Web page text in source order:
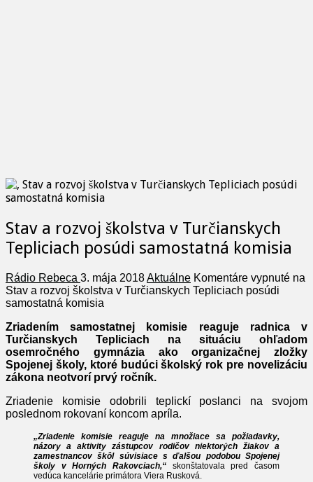
Stav a rozvoj školstva v Turčianskych
Tepliciach posúdi samostatná komisia
Rádio Rebeca 3. mája 2018Aktuálne Komentáre vypnuté na
Stav a rozvoj školstva v Turčianskych Tepliciach posúdi
samostatná komisia
Zriadením samostatnej komisie reaguje radnica v
Turčianskych Tepliciach na situáciu ohľadom
osemročného gymnázia ako organizačnej zložky
Spojenej školy, ktoré budúci školský rok pre novelizáciu
zákona neotvorí prvý ročník.
Zriadenie komisie odobrili teplickí poslanci na svojom
poslednom rokovaní koncom apríla.
„Zriadenie komisie reaguje na množiace sa požiadavky,
názory a aktivity zástupcov rodičov niektorých žiakov a
zamestnancov škôl súvisiace s ďalšou podobou Spojenej
školy v Horných Rakovciach,“
skonštatovala pred časom
vedúca kancelárie primátora Viera Rusková.